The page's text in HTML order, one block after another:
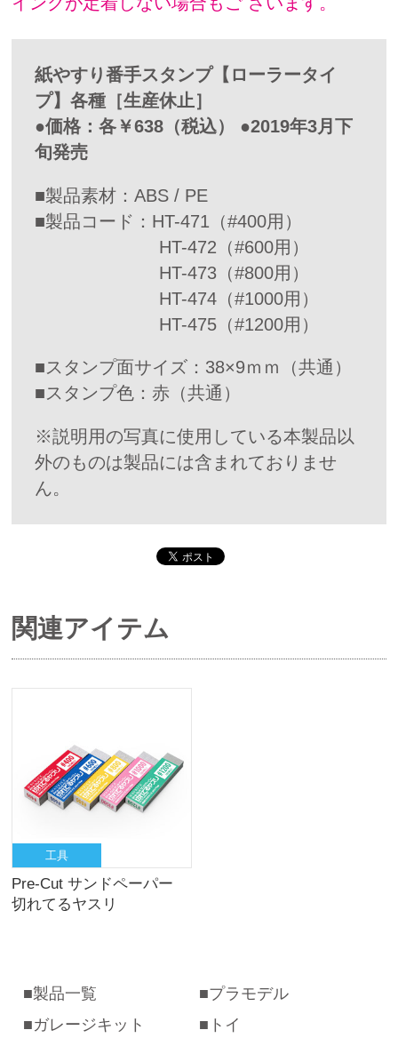
紙やすり番手スタンプ【ローラータイ
プ】各種［生産休止］
●価格：各￥638（税込） ●2019年3月下
旬発売
■製品素材：ABS / PE
■製品コード：HT-471（#400用）
HT-472（#600用）
HT-473（#800用）
HT-474（#1000用）
HT-475（#1200用）
■スタンプ面サイズ：38×9ｍｍ（共通）
■スタンプ色：赤（共通）
※説明用の写真に使用している本製品以
外のものは製品には含まれておりませ
ん。
関連アイテム
工具
Pre-Cut サンドペーパー
切れてるヤスリ
製品一覧
プラモデル
ガレージキット
トイ